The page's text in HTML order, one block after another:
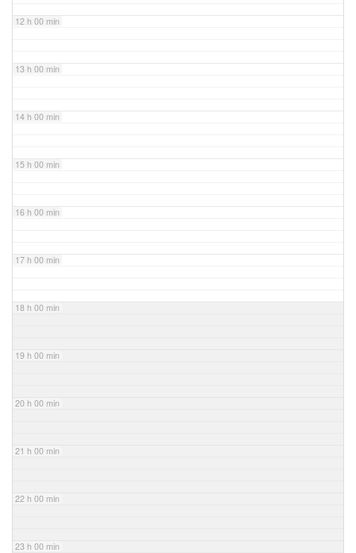
12 h 00 min
13 h 00 min
14 h 00 min
15 h 00 min
16 h 00 min
17 h 00 min
18 h 00 min
19 h 00 min
20 h 00 min
21 h 00 min
22 h 00 min
23 h 00 min